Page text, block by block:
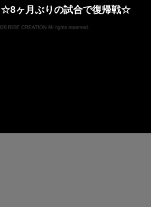
☆8ヶ月ぶりの試合で復帰戦☆